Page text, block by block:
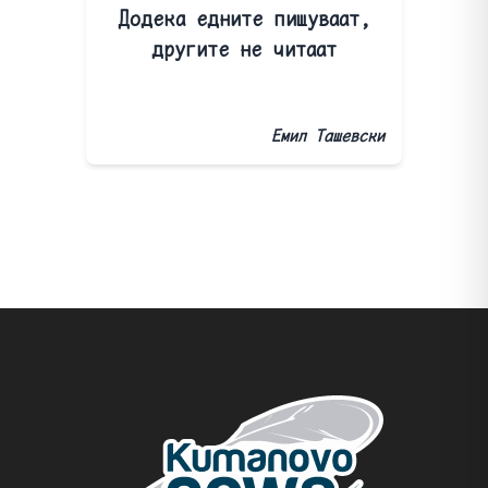
Додека едните пишуваат,
другите не читаат
Емил Ташевски